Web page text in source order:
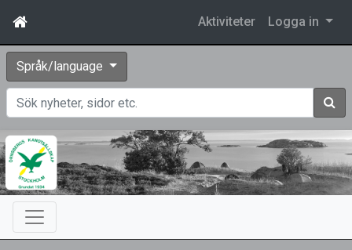
Aktiviteter Logga in
Språk/language
Sök